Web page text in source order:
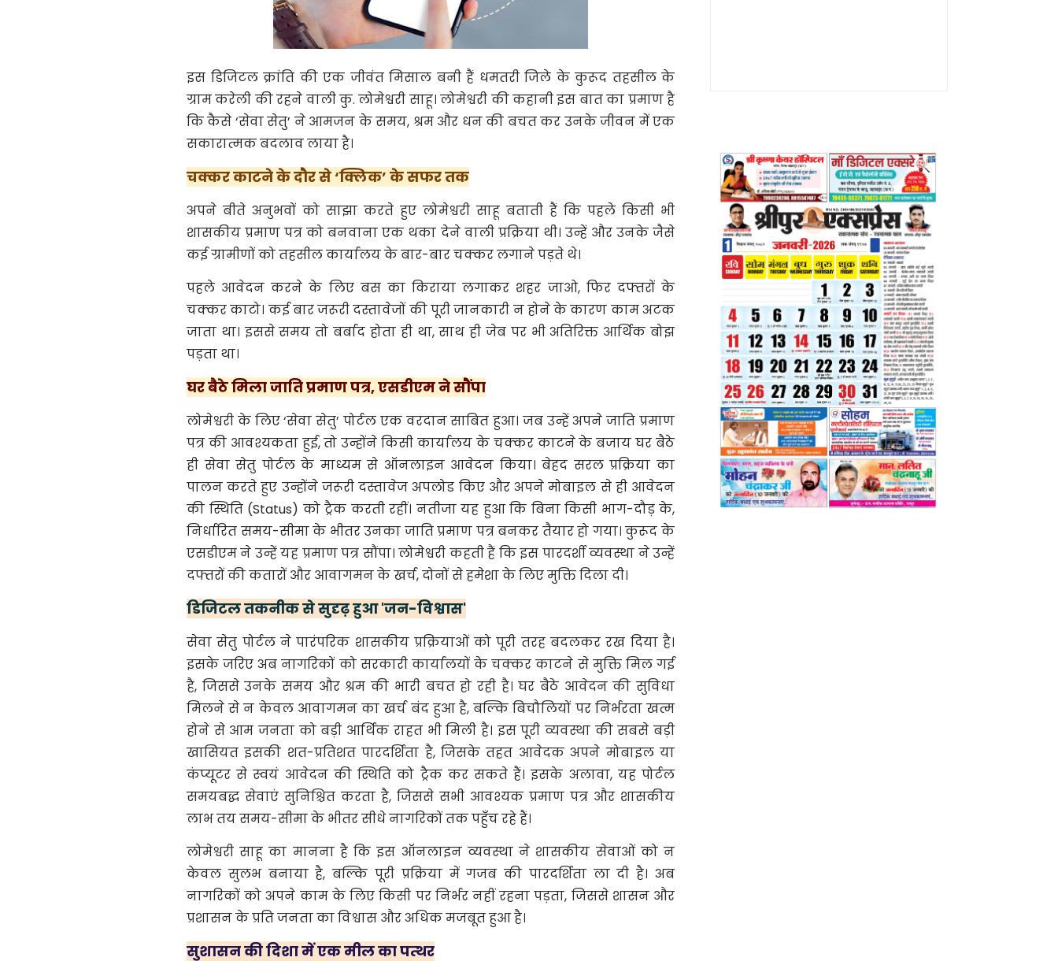
इस डिजिटल क्रांति की एक जीवंत मिसाल बनी हैं धमतरी जिले के कुरूद तहसील के
ग्राम करेली की रहने वाली कु. लोमेश्वरी साहू। लोमेश्वरी की कहानी इस बात का प्रमाण है
कि कैसे ‘सेवा सेतु’ ने आमजन के समय, श्रम और धन की बचत कर उनके जीवन में एक
सकारात्मक बदलाव लाया है।
चक्कर काटने के दौर से ‘क्लिक’ के सफर तक
अपने बीते अनुभवों को साझा करते हुए लोमेश्वरी साहू बताती हैं कि पहले किसी भी
शासकीय प्रमाण पत्र को बनवाना एक थका देने वाली प्रक्रिया थी। उन्हें और उनके जैसे
कई ग्रामीणों को तहसील कार्यालय के बार-बार चक्कर लगाने पड़ते थे।
पहले आवेदन करने के लिए बस का किराया लगाकर शहर जाओ, फिर दफ्तरों के
चक्कर काटो। कई बार जरूरी दस्तावेजों की पूरी जानकारी न होने के कारण काम अटक
जाता था। इससे समय तो बर्बाद होता ही था, साथ ही जेब पर भी अतिरिक्त आर्थिक बोझ
पड़ता था।
घर बैठे मिला जाति प्रमाण पत्र, एसडीएम ने सौंपा
लोमेश्वरी के लिए ‘सेवा सेतु’ पोर्टल एक वरदान साबित हुआ। जब उन्हें अपने जाति प्रमाण
पत्र की आवश्यकता हुई, तो उन्होंने किसी कार्यालय के चक्कर काटने के बजाय घर बैठे
ही सेवा सेतु पोर्टल के माध्यम से ऑनलाइन आवेदन किया। बेहद सरल प्रक्रिया का
पालन करते हुए उन्होंने जरूरी दस्तावेज अपलोड किए और अपने मोबाइल से ही आवेदन
की स्थिति (Status) को ट्रैक करती रहीं। ​नतीजा यह हुआ कि बिना किसी भाग-दौड़ के,
निर्धारित समय-सीमा के भीतर उनका जाति प्रमाण पत्र बनकर तैयार हो गया। कुरूद के
एसडीएम ने उन्हें यह प्रमाण पत्र सौंपा। लोमेश्वरी कहती हैं कि इस पारदर्शी व्यवस्था ने उन्हें
दफ्तरों की कतारों और आवागमन के खर्च, दोनों से हमेशा के लिए मुक्ति दिला दी।
​डिजिटल तकनीक से सुदृढ़ हुआ 'जन-विश्वास'
सेवा सेतु पोर्टल ने पारंपरिक शासकीय प्रक्रियाओं को पूरी तरह बदलकर रख दिया है।
इसके जरिए अब नागरिकों को सरकारी कार्यालयों के चक्कर काटने से मुक्ति मिल गई
है, जिससे उनके समय और श्रम की भारी बचत हो रही है। घर बैठे आवेदन की सुविधा
मिलने से न केवल आवागमन का खर्च बंद हुआ है, बल्कि बिचौलियों पर निर्भरता खत्म
होने से आम जनता को बड़ी आर्थिक राहत भी मिली है। इस पूरी व्यवस्था की सबसे बड़ी
खासियत इसकी शत-प्रतिशत पारदर्शिता है, जिसके तहत आवेदक अपने मोबाइल या
कंप्यूटर से स्वयं आवेदन की स्थिति को ट्रैक कर सकते हैं। इसके अलावा, यह पोर्टल
समयबद्ध सेवाएं सुनिश्चित करता है, जिससे सभी आवश्यक प्रमाण पत्र और शासकीय
लाभ तय समय-सीमा के भीतर सीधे नागरिकों तक पहुँच रहे हैं।
लोमेश्वरी साहू का मानना है कि इस ऑनलाइन व्यवस्था ने शासकीय सेवाओं को न
केवल सुलभ बनाया है, बल्कि पूरी प्रक्रिया में गजब की पारदर्शिता ला दी है। अब
नागरिकों को अपने काम के लिए किसी पर निर्भर नहीं रहना पड़ता, जिससे शासन और
प्रशासन के प्रति जनता का विश्वास और अधिक मजबूत हुआ है।
सुशासन की दिशा में एक मील का पत्थर